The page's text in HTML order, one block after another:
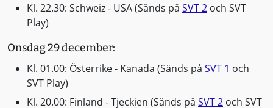
Kl. 22.30: Schweiz - USA (Sänds på SVT 2 och SVT
Play)
Onsdag 29 december:
Kl. 01.00: Österrike - Kanada (Sänds på SVT 1 och
SVT Play)
Kl. 20.00: Finland - Tjeckien (Sänds på SVT 2 och SVT